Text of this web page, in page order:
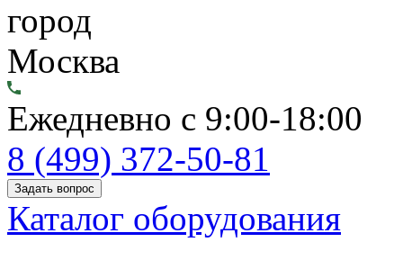
город
Москва
Ежедневно с 9:00-18:00
8 (499) 372-50-81
Задать вопрос
Каталог оборудования